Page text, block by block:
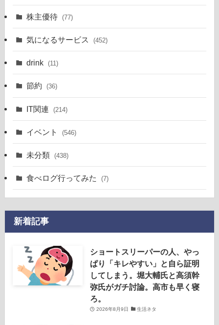
株主優待 (77)
気になるサービス (452)
drink (11)
節約 (36)
IT関連 (214)
イベント (546)
未分類 (438)
食べログ行ってみた (7)
新着記事
ショートスリーパーの人、やっ
ぱり「キレやすい」と自ら証明
してしまう。堀大輔氏と高須幹
弥氏がガチ討論。高市も早く寝
ろ。
2026年8月9日 生活ネタ